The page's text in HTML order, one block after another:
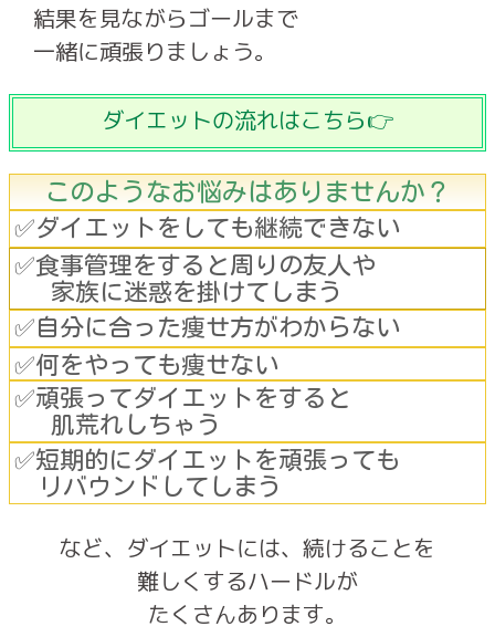
結果を見ながらゴールまで
一緒に頑張りましょう。
ダイエットの流れはこちら👉
このようなお悩みはありませんか？
✅ダイエットをしても継続できない
✅食事管理をすると周りの友人や
家族に迷惑を掛けてしまう
✅自分に合った痩せ方がわからない
✅何をやっても痩せない
✅頑張ってダイエットをすると
肌荒れしちゃう
✅短期的にダイエットを頑張っても
リバウンドしてしまう
など、ダイエットには、続けることを
難しくするハードルが
たくさんあります。